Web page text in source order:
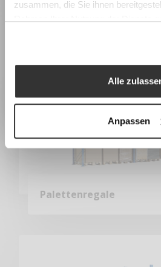
zusammen, die Sie ihnen
Rahmen Ihrer Nutzung der Dienste
Alle
Anpassen
Palettenregale
Fachtagung Labor
Mittwoch, 9. September
Programm & Anmeldung
Earlybird-Preis bis 15. Juli